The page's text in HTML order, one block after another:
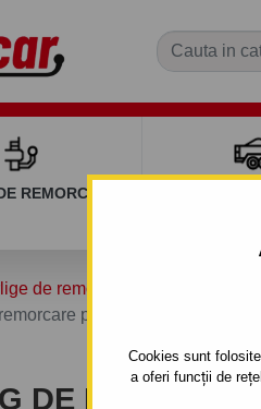
Cookies sunt
a oferi funcții de
REMORCARE
de remorcare
pentru Volkswagen
DE